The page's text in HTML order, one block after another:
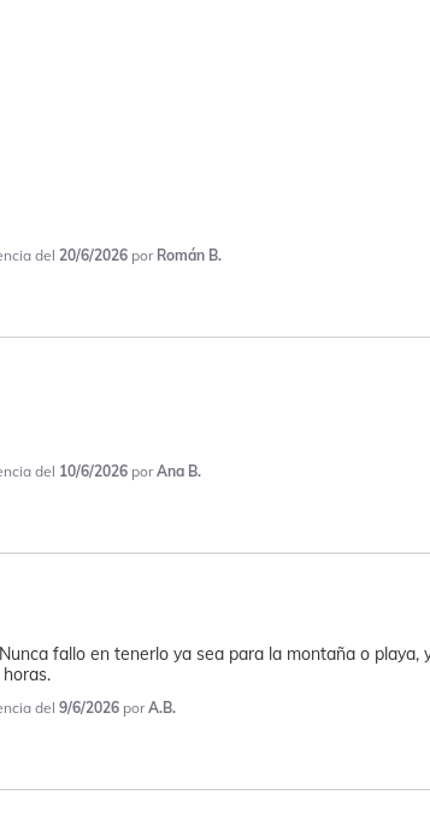
del20/6/2026 por Román B.
del 10/6/2026 porAna B.
fallo en tenerlo ya sea para la montaña o playa,
del9/6/2026 porA.B.